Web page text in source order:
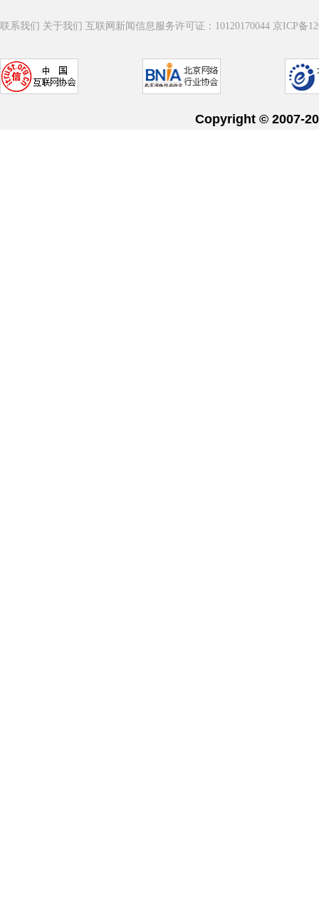
联系我们 关于我们 互联网新闻信息服务许可证：10120170044 京ICP备
Copyright © 2007-